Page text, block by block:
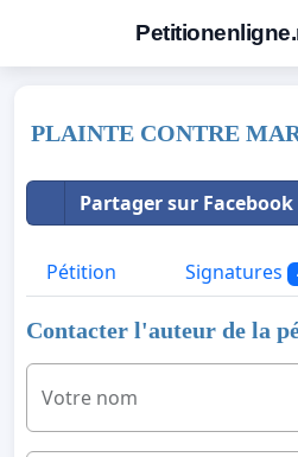
PLAINTE CONTRE
Partager sur Facebook
Pétition Signatures
Contacter l'auteur de la
Votre nom